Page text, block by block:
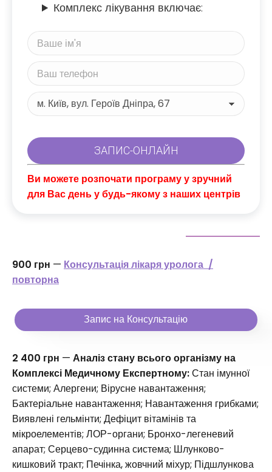
Комплекс лікування включає:
Ви можете розпочати програму у зручний
для Вас день у будь-якому з наших центрів
900 грн — Консультація лікаря уролога /
повторна
Запис на Консультацію
2 400 грн — Аналіз стану всього організму на
Комплексі Медичному Експертному:Стан імунної
системи; Алергени; Вірусне навантаження;
Бактеріальне навантаження; Навантаження грибками;
Виявлені гельмінти; Дефіцит вітамінів та
мікроелементів; ЛОР-органи; Бронхо-легеневий
апарат; Серцево-судинна система; Шлунково-
кишковий тракт; Печінка, жовчний міхур; Підшлункова